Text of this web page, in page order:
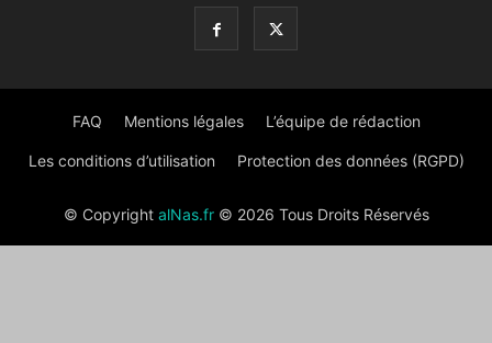
FAQ Mentions légales L’équipe de rédaction
Les conditions d’utilisation Protection des données (RGPD)
© Copyright alNas.fr© 2026 Tous Droits Réservés